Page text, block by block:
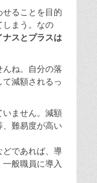
ることを目的
しまう。なの
スとプラスは
ね。自分の落
減額されるっ
ません。減額
、難易度が高い
であれば、導
般職員に導入